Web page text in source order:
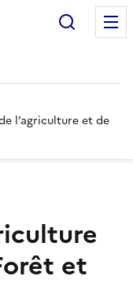
l’agriculture et de
et